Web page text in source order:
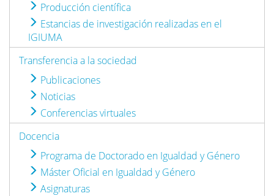
Producción científica
Estancias de investigación realizadas en el
IGIUMA
Transferencia a la sociedad
Publicaciones
Noticias
Conferencias virtuales
Docencia
Programa de Doctorado en Igualdad y Género
Máster Oficial en Igualdad y Género
Asignaturas